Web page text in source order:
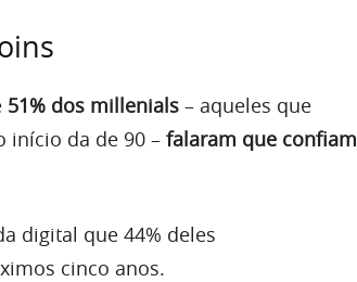
51% dos millenials – aqueles que
início da de 90 – falaram que confiam
digital que 44% deles
cinco anos.